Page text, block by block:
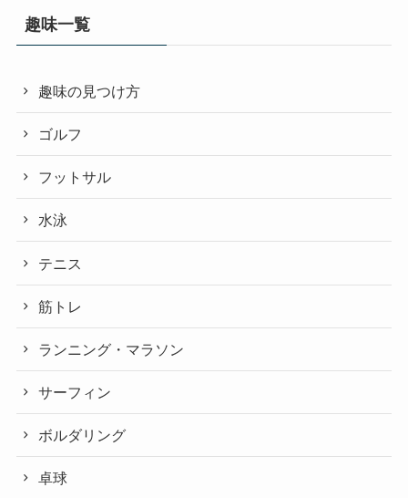
趣味一覧
趣味の見つけ方
ゴルフ
フットサル
水泳
テニス
筋トレ
ランニング・マラソン
サーフィン
ボルダリング
卓球